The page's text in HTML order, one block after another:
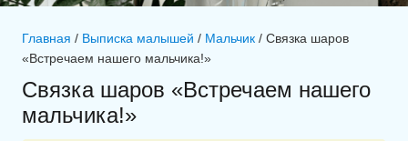
Главная / Выписка малышей / Мальчик / Связка шаров
«Встречаем нашего мальчика!»
Связка шаров «Встречаем нашего
мальчика!»